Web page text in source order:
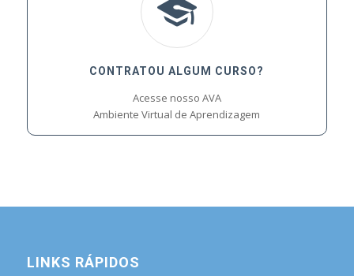
CONTRATOU ALGUM CURSO?
Acesse nosso AVA
Ambiente Virtual de Aprendizagem
LINKS RÁPIDOS